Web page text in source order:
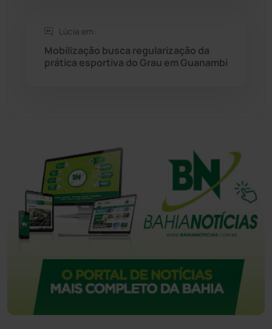
Tanque Novo
Tecnologia (12)
Lúcia em:
Mobilização busca regularização da
prática esportiva do Grau em Guanambi